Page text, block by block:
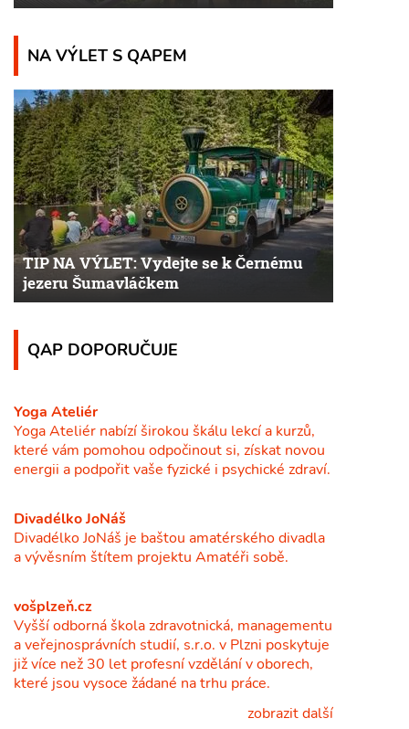
NA VÝLET S QAPEM
TIP NA VÝLET: Vydejte se k Černému
jezeru Šumavláčkem
QAP DOPORUČUJE
Yoga Ateliér
Yoga Ateliér nabízí širokou škálu lekcí a kurzů,
které vám pomohou odpočinout si, získat novou
energii a podpořit vaše fyzické i psychické zdraví.
Divadélko JoNáš
Divadélko JoNáš je baštou amatérského divadla
a vývěsním štítem projektu Amatéři sobě.
vošplzeň.cz
Vyšší odborná škola zdravotnická, managementu
a veřejnosprávních studií, s.r.o. v Plzni poskytuje
již více než 30 let profesní vzdělání v oborech,
které jsou vysoce žádané na trhu práce.
zobrazit další